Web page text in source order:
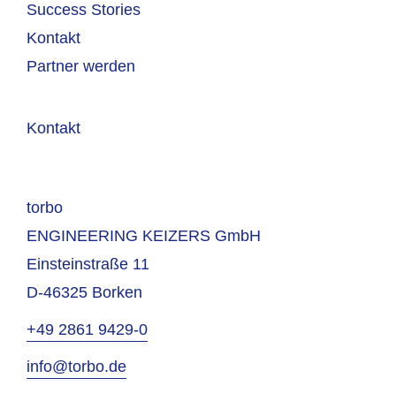
Success Stories
Kontakt
Partner werden
Kontakt
torbo
ENGINEERING KEIZERS GmbH
Einsteinstraße 11
D-46325 Borken
+49 2861 9429-0
info@torbo.de